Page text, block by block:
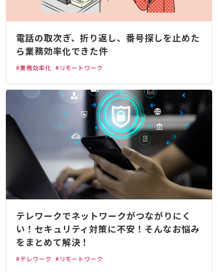
電話の取次ぎ、折り返し、番号探しを止めた
ら業務効率化できた件
#業務効率化 #リモートワーク
テレワークでネットワークがつながりにく
い！セキュリティ対策に不安！そんなお悩み
をまとめて解決！
#テレワーク #リモートワーク